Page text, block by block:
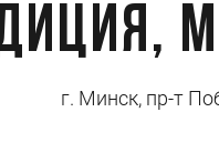
г. Минск, пр-т